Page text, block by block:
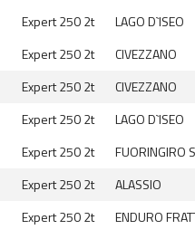
Expert 250 2t LAGO D`ISEO
Expert 250 2t CIVEZZANO
Expert 250 2t CIVEZZANO
Expert 250 2t LAGO D`ISEO
Expert 250 2t FUORINGIRO
Expert 250 2t ALASSIO
Expert 250 2t ENDURO